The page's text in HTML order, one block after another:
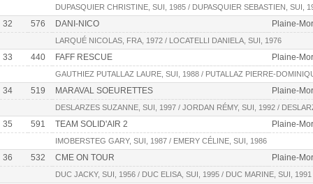
DUPASQUIER CHRISTINE, SUI, 1985 / DUPASQUIER SEBASTIEN, SUI,
32 576 DANI-NICO Plaine-
LARQUÉ NICOLAS, FRA, 1972 / LOCATELLI DANIELA, SUI, 1976
33 440 FAFF RESCUE Plaine-
GAUTHIEZ PUTALLAZ LAURE, SUI, 1988 / PUTALLAZ PIERRE-
34 519 MARAVAL SOEURETTES Plaine-
DESLARZES SUZANNE, SUI, 1997 / JORDAN RÉMY, SUI, 1992 /
35 591 TEAM SOLID'AIR 2 Plaine-
IMOBERSTEG GARY, SUI, 1987 / EMERY CÉLINE, SUI, 1986
36 532 CME ON TOUR Plaine-
DUC JACKY, SUI, 1956 / DUC ELISA, SUI, 1995 / DUC MARINE, SUI, 1991